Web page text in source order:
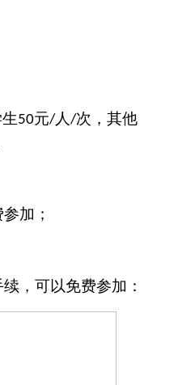
50元/人 /次，其他
加；
，可以免费参加：